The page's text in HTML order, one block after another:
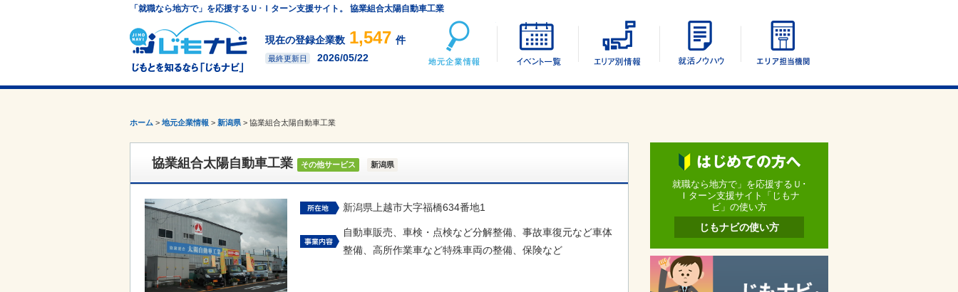
「就職なら地方で」を応援するＵ･Ｉターン支援サイト。 協業組合太陽自動車工業
現在の登録企業数 1,547 件
最終更新日 2026/05/22
地元企業情報 イベント一覧 エリア別情報 UIターン就活ノウハウ
ホーム > 地元企業情報 > 新潟県 > 協業組合太陽自動車工業
協業組合太陽自動車工業 その他サービス 新潟県
新潟県上越市大字福橋634番地1
自動車販売、車検・点検など分解整備、事故車復元など車体
整備、高所作業車など特殊車両の整備、保険など
就職なら地方で」を応援するＵ･
Ｉターン支援サイト「じもナ
ビ」の使い方
じもナビの使い方